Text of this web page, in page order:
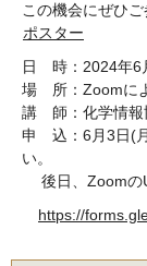
この機会にぜひご
ポスター
日 時：2024年6
場 所：Zoomに
講 師：化学情
申 込：6月3日(
い。
後日、Zoomの
https://